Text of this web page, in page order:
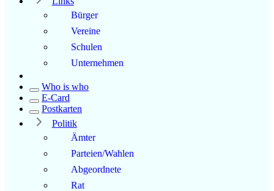
Bürger
Vereine
Schulen
Unternehmen
Who is who
E-Card
Postkarten
Politik
Ämter
Parteien/Wahlen
Abgeordnete
Rat